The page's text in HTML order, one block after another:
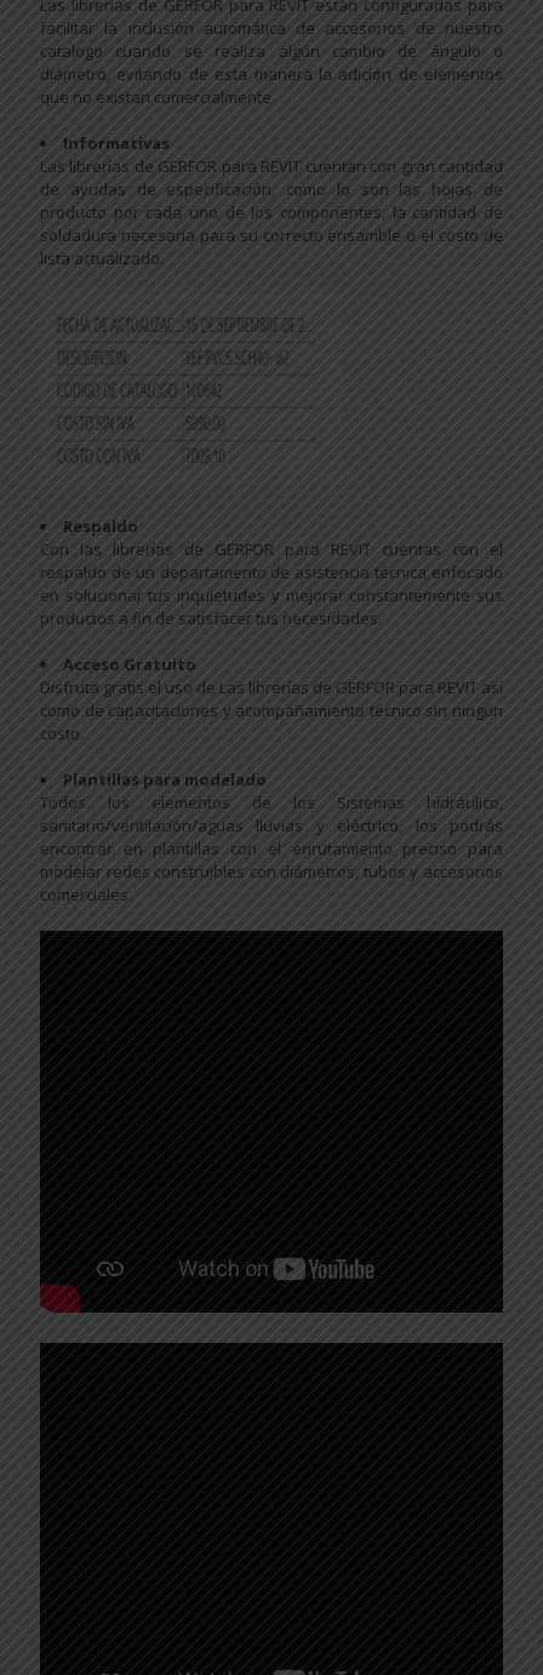
Las librerías de GERFOR para REVIT están configuradas para
facilitar la inclusión automática de accesorios de nuestro
catalogo cuando se realiza algún cambio de ángulo o
diámetro, evitando de esta manera la adición de elementos
que no existan comercialmente.
Informativas
Las librerías de GERFOR para REVIT cuentan con gran cantidad
de ayudas de especificación, como lo son las hojas de
producto por cada uno de los componentes, la cantidad de
soldadura necesaria para su correcto ensamble o el costo de
lista actualizado.
Respaldo
Con las librerías de GERFOR para REVIT cuentas con el
respaldo de un departamento de asistencia técnica enfocado
en solucionar tus inquietudes y mejorar constantemente sus
productos a fin de satisfacer tus necesidades.
Acceso Gratuito
Disfruta gratis el uso de Las librerías de GERFOR para REVIT así
como de capacitaciones y acompañamiento técnico sin ningún
costo.
Plantillas para modelado
Todos los elementos de los Sistemas hidráulico,
sanitario/ventilación/aguas lluvias y eléctrico, los podrás
encontrar en plantillas con el enrutamiento preciso para
modelar redes construibles con diámetros, tubos y accesorios
comerciales.